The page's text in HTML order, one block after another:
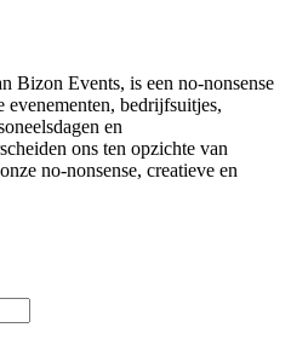
Bizon Events, is een no-nonsense
bedrijfsuitjes,
en
ons ten opzichte van
no-nonsense, creatieve en